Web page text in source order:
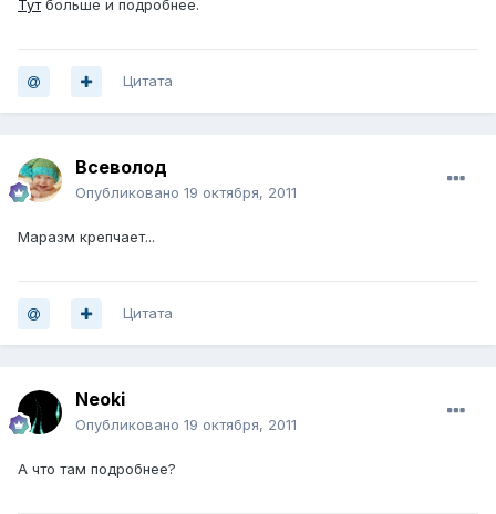
Тутбольше и подробнее.
Цитата
Всеволод
Опубликовано 19 октября, 2011
Маразм крепчает...
Цитата
Neoki
Опубликовано 19 октября, 2011
А что там подробнее?